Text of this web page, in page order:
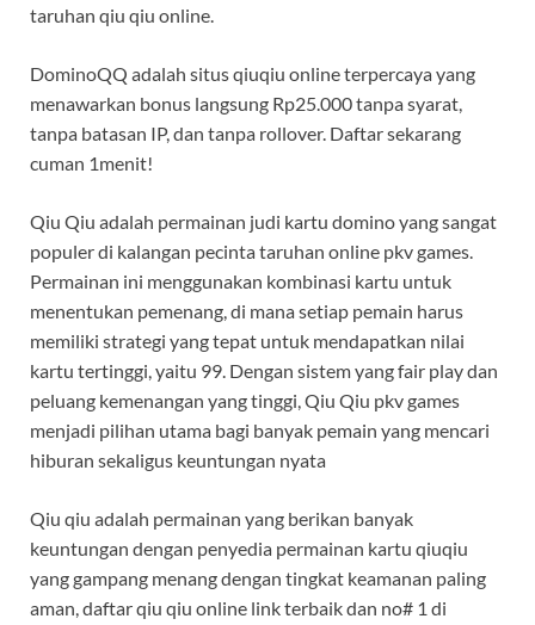
taruhan qiu qiu online.
DominoQQ adalah situs qiuqiu online terpercaya yang
menawarkan bonus langsung Rp25.000 tanpa syarat,
tanpa batasan IP, dan tanpa rollover. Daftar sekarang
cuman 1menit!
Qiu Qiu adalah permainan judi kartu domino yang sangat
populer di kalangan pecinta taruhan online pkv games.
Permainan ini menggunakan kombinasi kartu untuk
menentukan pemenang, di mana setiap pemain harus
memiliki strategi yang tepat untuk mendapatkan nilai
kartu tertinggi, yaitu 99. Dengan sistem yang fair play dan
peluang kemenangan yang tinggi, Qiu Qiu pkv games
menjadi pilihan utama bagi banyak pemain yang mencari
hiburan sekaligus keuntungan nyata
Qiu qiu adalah permainan yang berikan banyak
keuntungan dengan penyedia permainan kartu qiuqiu
yang gampang menang dengan tingkat keamanan paling
aman, daftar qiu qiu online link terbaik dan no# 1 di